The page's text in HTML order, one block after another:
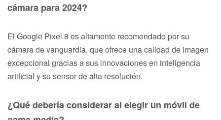
cámara para 2024?
El Google Pixel 8 es altamente recomendado por su
cámara de vanguardia, que ofrece una calidad de imagen
excepcional gracias a sus innovaciones en inteligencia
artificial y su sensor de alta resolución.
¿Qué debería considerar al elegir un móvil de